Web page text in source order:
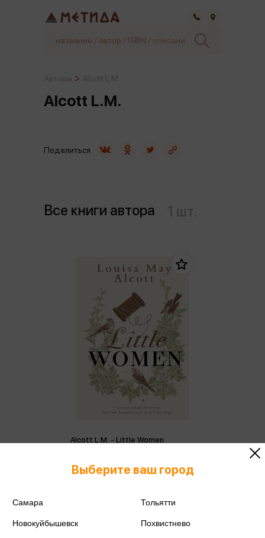
Alcott L.M.
Все книги автора
Поделиться
Alcott L.M. - Little Women
456 ₽
Выберите ваш город
Самара Тольятти
Новокуйбышевск Похвистнево